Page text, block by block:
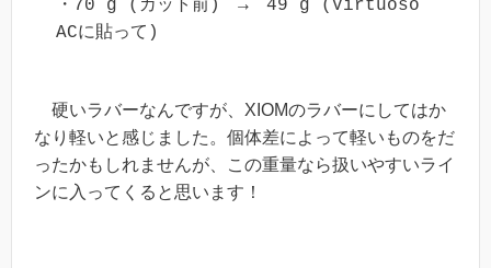
・70 g (カット前)　→　49 g (Virtuoso
ACに貼って)
硬いラバーなんですが、XIOMのラバーにしてはか
なり軽いと感じました。個体差によって軽いものをだ
ったかもしれませんが、この重量なら扱いやすいライ
ンに入ってくると思います！